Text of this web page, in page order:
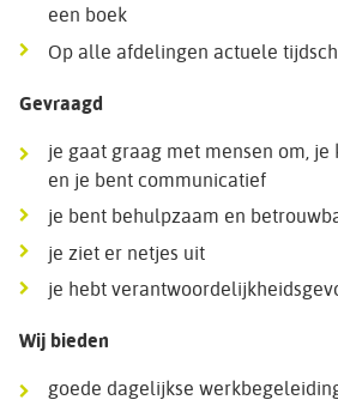
een boek
Op alle afdelingen actuele
Gevraagd
je gaat graag met mensen om,
en je bent communicatief
je bent behulpzaam en
je ziet er netjes uit
je hebt
Wij bieden
goede dagelijkse